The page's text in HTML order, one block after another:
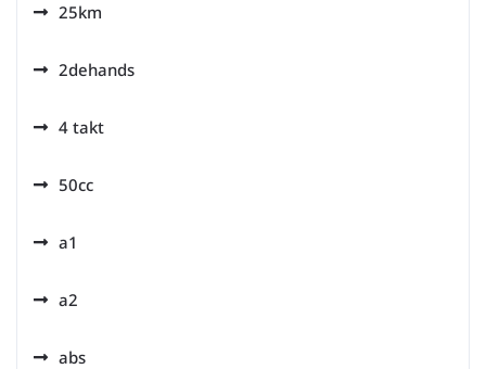
25km
2dehands
4 takt
50cc
a1
a2
abs